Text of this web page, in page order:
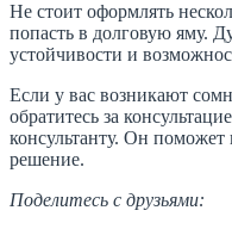
Не стоит оформлять
попасть в долговую яму.
устойчивости и
Если у вас возникают
обратитесь за
консультанту. Он
решение.
Поделитесь с друзьями: